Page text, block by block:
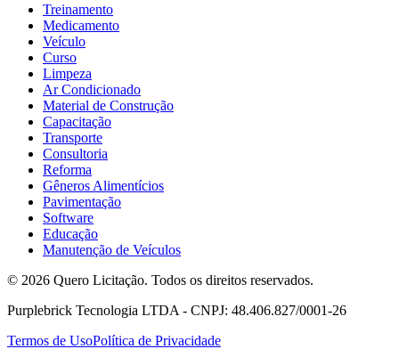
Treinamento
Medicamento
Veículo
Curso
Limpeza
Ar Condicionado
Material de Construção
Capacitação
Transporte
Consultoria
Reforma
Gêneros Alimentícios
Pavimentação
Software
Educação
Manutenção de Veículos
© 2026 Quero Licitação. Todos os direitos reservados.
Purplebrick Tecnologia LTDA - CNPJ: 48.406.827/0001-26
Termos de UsoPolítica de Privacidade